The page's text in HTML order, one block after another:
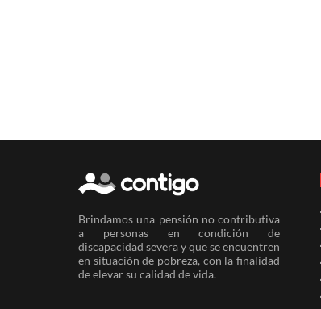
Brindamos una pensión no contributiva
a personas en condición de
discapacidad severa y que se encuentren
en situación de pobreza, con la finalidad
de elevar su calidad de vida.